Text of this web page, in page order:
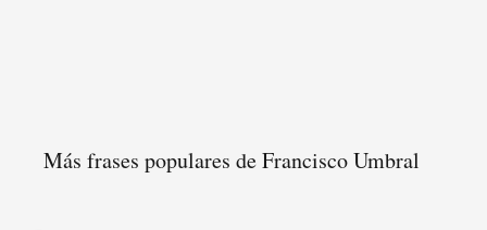
Más frases populares de Francisco Umbral